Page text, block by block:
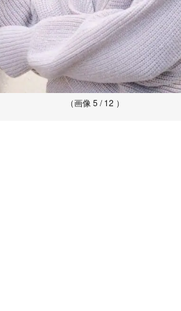
（画像 5 / 12 ）